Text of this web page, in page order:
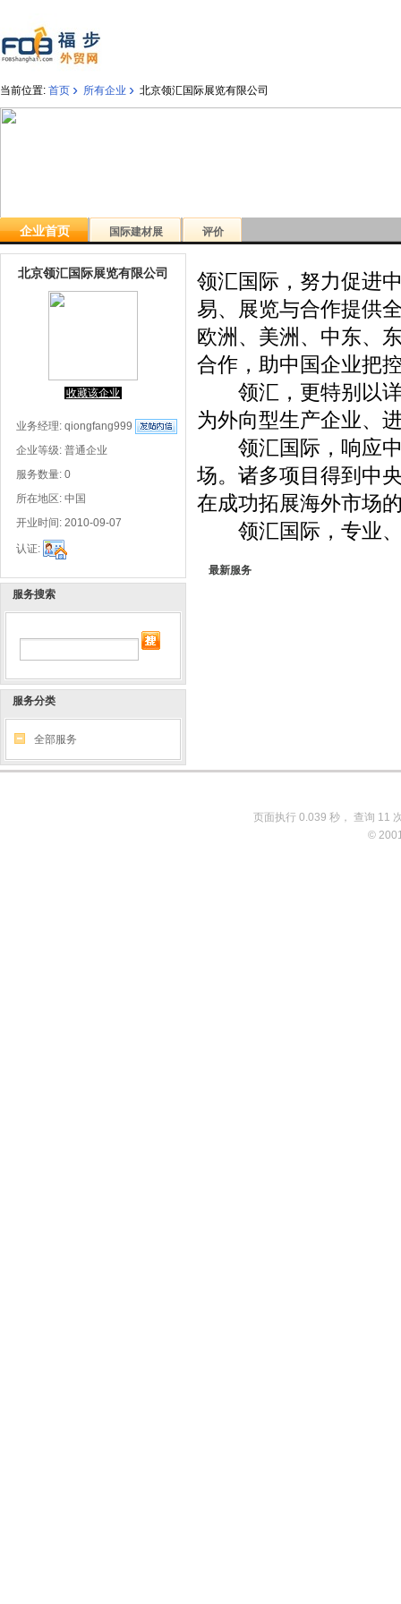
当前位置: 首页 › 所有企业 › 北京领汇国际展览有限公司
企业首页 国际建材展 评价
北京领汇国际展览有限公司
收藏该企业
业务经理: qiongfang999
企业等级: 普通企业
服务数量: 0
所在地区: 中国
开业时间: 2010-09-07
认证:
服务搜索
服务分类
全部服务
领汇国际，努力促进
易、展览与合作提供
欧洲、美洲、中东、
合作，助中国企业把
领汇，更特别以详
为外向型生产企业、
领汇国际，响应中
场。诸多项目得到中
在成功拓展海外市场
领汇国际，专业、
最新服务
页面执行 0.039 秒， 查询 11
©